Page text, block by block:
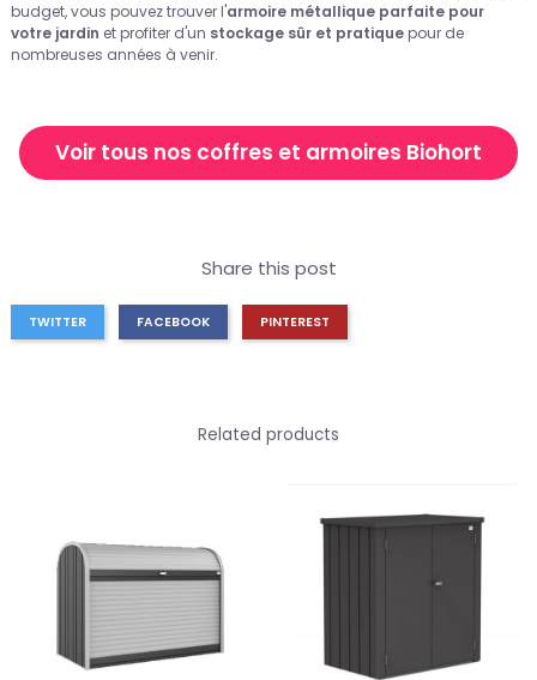
budget, vous pouvez trouver l'armoire métallique parfaite pour
votre jardin et profiter d'un stockage sûr et pratique pour de
nombreuses années à venir.
Voir tous nos coffres et armoires Biohort
Share this post
TWITTER FACEBOOK PINTEREST
Related products